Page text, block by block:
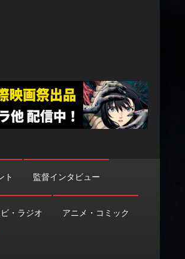
ト 監督インタビュー
・ラジオ アニメ・コミック